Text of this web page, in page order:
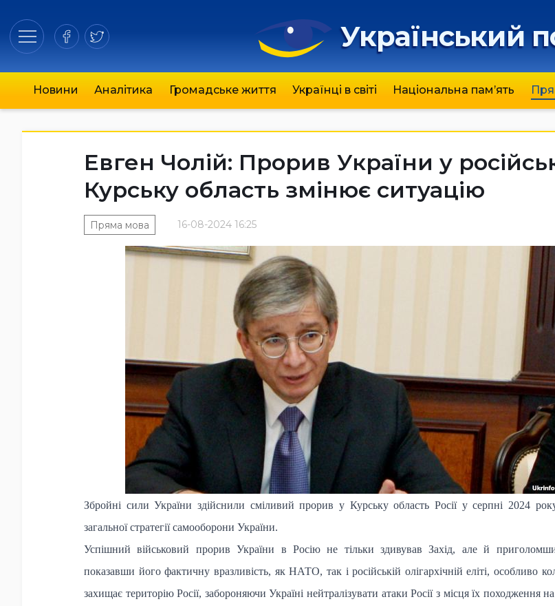
Український
Новини Аналітика Громадське життя Українці в світі Національна пам’ять
Евген Чолій: Прорив України у
Курську область змінює ситуацію
16-08-2024 16:25
Пряма мова
Збройні сили України здійснили сміливий прорив у Курську область Росії у серпні 2024
загальної стратегії самооборони України.
Успішний військовий прорив України в Росію не тільки здивував Захід, але й
показавши його фактичну вразливість, як НАТО, так і російській олігархічній еліті, особливо
захищає територію Росії, забороняючи Україні нейтралізувати атаки Росії з місця їх походження на